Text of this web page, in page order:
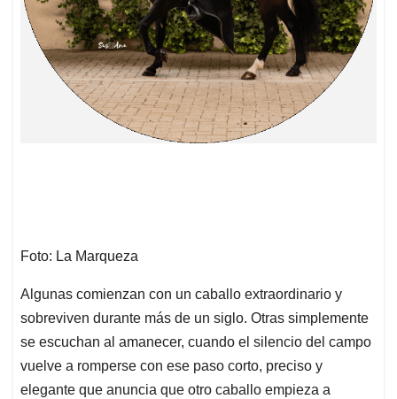
Foto: La Marqueza
Algunas comienzan con un caballo extraordinario y
sobreviven durante más de un siglo. Otras simplemente
se escuchan al amanecer, cuando el silencio del campo
vuelve a romperse con ese paso corto, preciso y
elegante que anuncia que otro caballo empieza a